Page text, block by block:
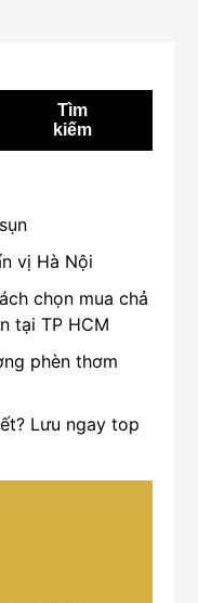
Tìm
kiếm
vị Hà Nội
chọn mua chả
tại TP HCM
phèn thơm
Lưu ngay top